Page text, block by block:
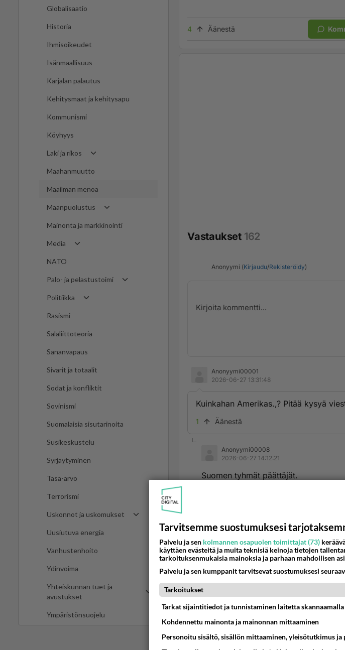
Globalisaatio
Historia
Ihmisoikeudet
Isänmaallisuus
Karjalan palautus
Kehitysmaat ja kehitysapu
Kommunismi
Köyhyys
Laki ja rikos
Maahanmuutto
Maailman menoa
Maanpuolustus
Mainonta ja markkinointi
Media
NATO
Palo- ja pelastustoimi
Politiikka
Rasismi
Salaliittoteoria
Sananvapaus
Sivarit ja totaalit
Sodat ja konfliktit
Sovinismi
Suomalaisia sisutarinoita
Susikeskustelu
Syrjäytyminen
Tasa-arvo
Terrorismi
Uskonnot ja uskomukset
Uusiutuva energia
Vanhustenhoito
Ydinvoima
Yhteiskunnan tuet ja
avustukset
Ympäristönsuojelu
4 Äänestä
Vastaukset 162
Anonyymi (Kirjaudu/Rekisteröidy)
Anonyymi00001
2026-06-27 13:31:48
Kuinkahan Amerikas.,? Pitää kysyä
1 Äänestä
Anonyymi00008
2026-06-27 14:12:21
Suomen tyhmät päättäjät.
2026-06-28 08:40:44
Muistetaan että Venäjän lahja
Relander saattoi sen konkurssiin
Ruotsalaisille ja nyt se on lopullisesti
Samaa voimme sanoa rautateistä
Helsingin ja Hämeenlinnan välinen
Aleksanteri II valtakaudella.
2 Äänestä
Tarvitsemme suostumuksesi
Palvelu ja sen kolmannen osapuolen toimittajat (73)
käyttäen evästeitä ja muita teknisiä keinoja tietojen
tarkoituksenmukaisia mainoksia ja parhaan mahdollisen
Palvelu ja sen kumppanit tarvitsevat suostumuksesi
Tarkoitukset
Tarkat sijaintitiedot ja tunnistaminen laitetta skannaamalla
Kohdennettu mainonta ja mainonnan mittaaminen
Personoitu sisältö, sisällön mittaaminen, yleisötutkimus